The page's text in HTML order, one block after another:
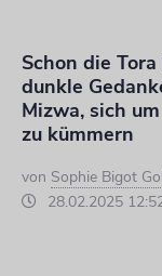
Schon die
dunkle
Mizwa, sich
zu kümmern
von Sophie Bigot
28.02.2025